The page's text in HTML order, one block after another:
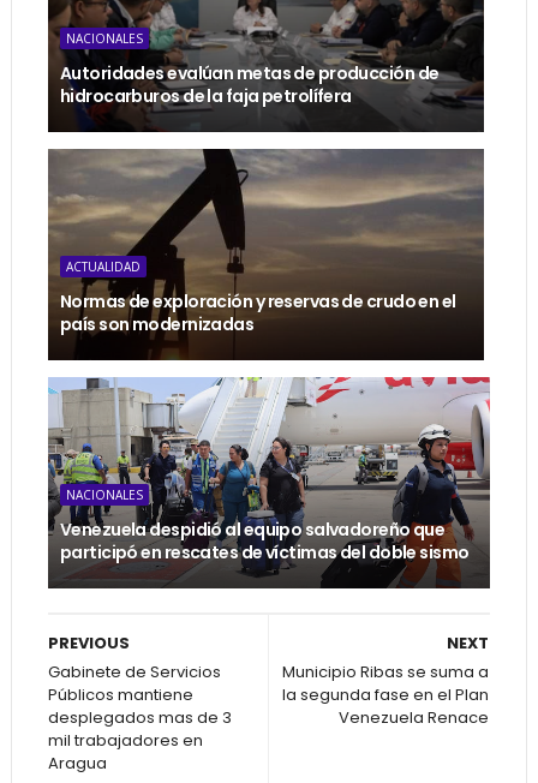
NACIONALES
Autoridades evalúan metas de producción de
hidrocarburos de la faja petrolífera
ACTUALIDAD
Normas de exploración y reservas de crudo en el
país son modernizadas
NACIONALES
Venezuela despidió al equipo salvadoreño que
participó en rescates de víctimas del doble sismo
NEXT
Municipio Ribas se suma a
la segunda fase en el Plan
Venezuela Renace
PREVIOUS
Gabinete de Servicios
Públicos mantiene
desplegados mas de 3
mil trabajadores en
Aragua